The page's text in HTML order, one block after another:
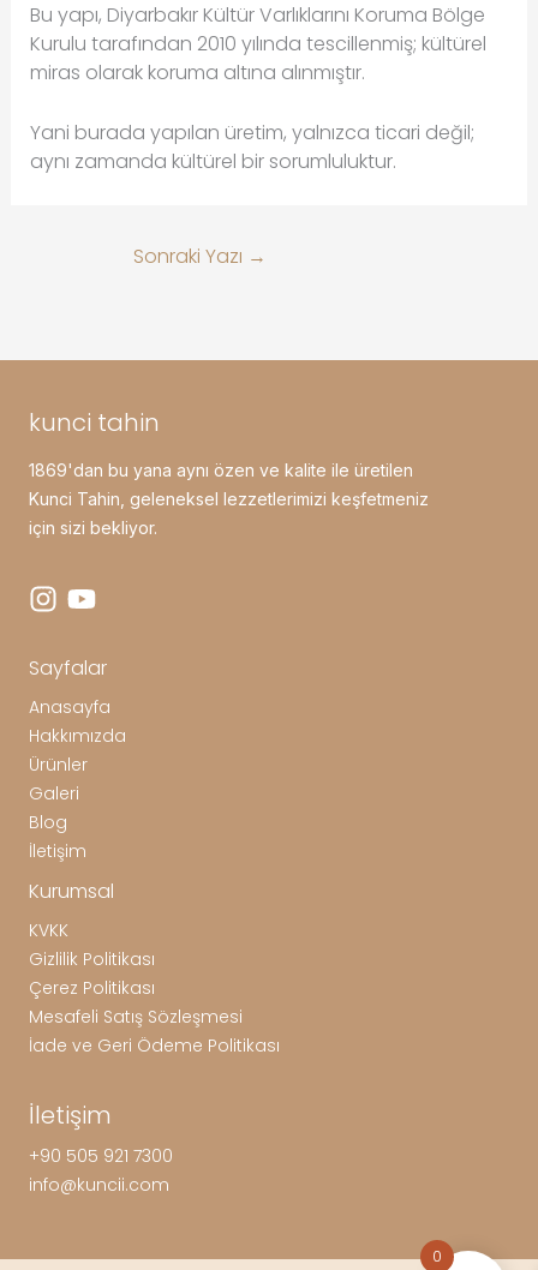
Bu yapı, Diyarbakır Kültür Varlıklarını Koruma Bölge
Kurulu tarafından 2010 yılında tescillenmiş; kültürel
miras olarak koruma altına alınmıştır.
Yani burada yapılan üretim, yalnızca ticari değil;
aynı zamanda kültürel bir sorumluluktur.
Sonraki Yazı →
kunci tahin
1869'dan bu yana aynı özen ve kalite ile üretilen
Kunci Tahin, geleneksel lezzetlerimizi keşfetmeniz
için sizi bekliyor.
Sayfalar
Anasayfa
Hakkımızda
Ürünler
Galeri
Blog
İletişim
Kurumsal
KVKK
Gizlilik Politikası
Çerez Politikası
Mesafeli Satış Sözleşmesi
İade ve Geri Ödeme Politikası
İletişim
+90 505 921 7300
info@kuncii.com
0